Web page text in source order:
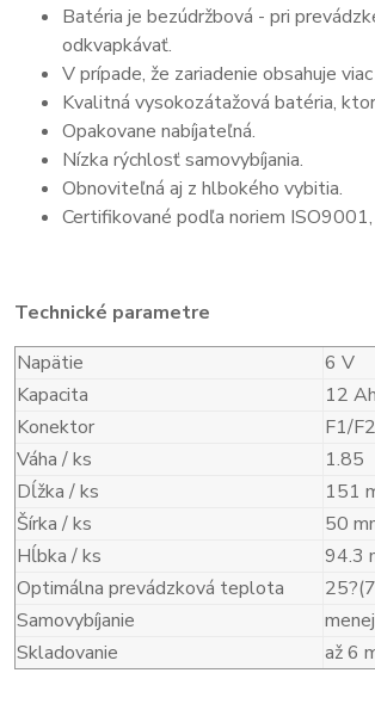
Batéria je bezúdržbová - pri
odkvapkávať.
V prípade, že zariadenie obsahuje
Kvalitná vysokozátažová batéria,
Opakovane nabíjateľná.
Nízka rýchlosť samovybíjania.
Obnoviteľná aj z hlbokého vybitia.
Certifikované podľa noriem
Technické parametre
Napätie
6 V
Kapacita
12 Ah
Konektor
F1/
Váha / ks
1.85
Dĺžka / ks
151
Šírka / ks
50
Hĺbka / ks
94.3
Optimálna prevádzková teplota
Samovybíjanie
Skladovanie
až 6